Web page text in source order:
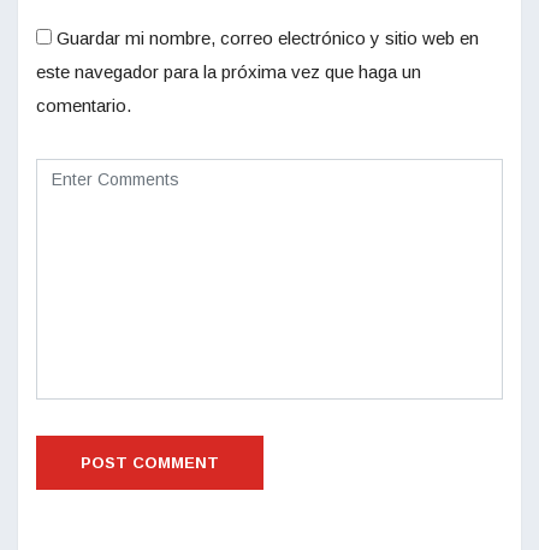
Guardar mi nombre, correo electrónico y sitio web en
este navegador para la próxima vez que haga un
comentario.